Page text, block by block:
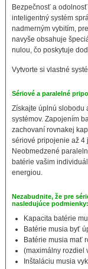
Bezpečnosť a
inteligentný systém
nadmerným vybitím,
navyše obsahuje
nulou, čo poskytuje
Vytvorte si vlastné
Sériové a paralelné
Získajte úplnú slobodu
systémov. Zapojením
zachovaní rovnakej
sériové pripojenie až 4
Neobmedzené
batérie vašim
energiou.
Nezabudnite, že pre
nasledujúce podmienky:
Kapacita batérie
Batérie musia byť
Batérie musia mať
(maximálny rozdiel
Inštaláciu musia